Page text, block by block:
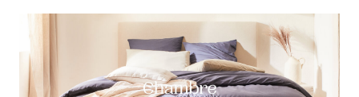
pratique que confortable avec un rangement en dessous pour y
glisser couette et oreiller. Si vous êtes friand des grands espaces
et possédez une grande famille, lecanapé modulableest la
meilleure option pour accueillir du monde. Si vous avez un petit
salon, choisissez un canapé gris clair pour créer une sensation